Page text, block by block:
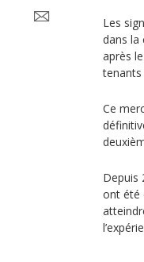
Les
dans la
après
Ce
Depuis
ont été